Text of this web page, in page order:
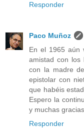
Responder
Paco Muñoz
En el 1965 aún
amistad con los
con la madre
epistolar con
que habéis
Espero la
y muchas gracias.
Responder